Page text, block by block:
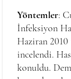
Yöntemler:
İnfeksiyon
Haziran
incelendi.
konuldu.